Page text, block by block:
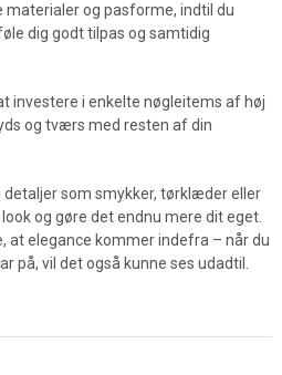
materialer og pasforme, indtil du
dig godt tilpas og samtidig
investere i enkelte nøgleitems af høj
og tværs med resten af din
som smykker, tørklæder eller
og gøre det endnu mere dit eget.
at elegance kommer indefra – når du
på, vil det også kunne ses udadtil.